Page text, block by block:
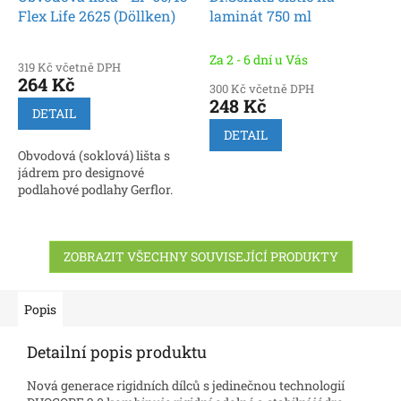
Flex Life 2625 (Döllken)
319 Kč včetně DPH
264 Kč
DETAIL
Obvodová (soklová) lišta s
jádrem pro designové
podlahové podlahy Gerflor.
laminát 750 ml
Za 2 - 6 dní u Vás
300 Kč včetně DPH
248 Kč
DETAIL
ZOBRAZIT VŠECHNY SOUVISEJÍCÍ PRODUKTY
Popis
Detailní popis produktu
Nová generace rigidních dílců s jedinečnou technologií